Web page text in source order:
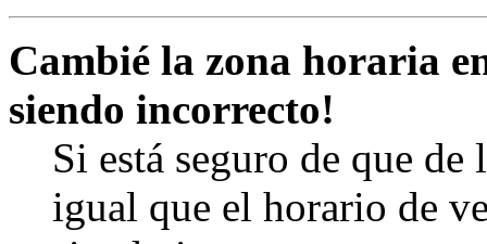
Cambié la zona horaria
siendo incorrecto!
Si está seguro de que
igual que el horario de